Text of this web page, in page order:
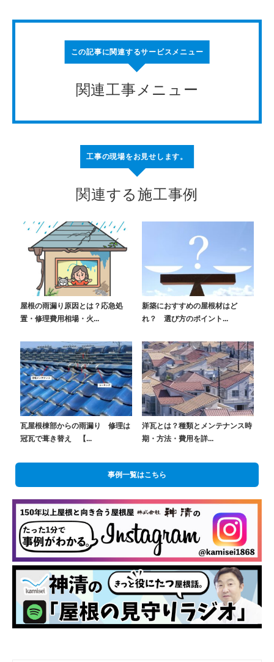
この記事に関連するサービスメニュー
関連工事メニュー
工事の現場をお見せします。
関連する施工事例
屋根の雨漏り原因とは？応急処
置・修理費用相場・火...
新築におすすめの屋根材はど
れ？ 選び方のポイント...
瓦屋根棟部からの雨漏り 修理は
冠瓦で葺き替え 【...
洋瓦とは？種類とメンテナンス時
期・方法・費用を詳...
事例一覧はこちら